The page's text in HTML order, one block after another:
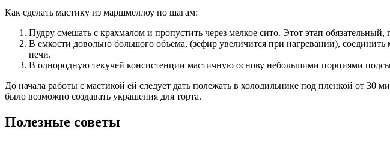
Как сделать мастику из маршмеллоу по шагам:
Пудру смешать с крахмалом и пропустить через мелкое сито. Этот этап обязательный,
В емкости довольно большого объема, (зефир увеличится при нагревании),
печи.
В однородную текучей консистенции мастичную основу небольшими порциями
До начала работы с мастикой ей следует дать полежать в холодильнике под пленкой от 30
было возможно создавать украшения для торта.
Полезные советы